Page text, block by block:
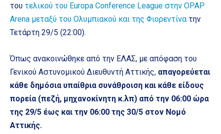
του τελικού του Europa Conference League στην OPAP
Arena μεταξύ του Ολυμπιακού και της Φιορεντίνα την
Τετάρτη 29/5 (22:00).
Όπως ανακοινώθηκε από την ΕΛΑΣ, με απόφαση του
Γενικού Αστυνομικού Διευθυντή Αττικής, απαγορεύεται
κάθε δημόσια υπαίθρια συνάθροιση και κάθε είδους
πορεία (πεζή, μηχανοκίνητη κ.λπ) από την 06:00 ώρα
της 29/5 έως και την 06:00 της 30/5 στον Νομό
Αττικής.